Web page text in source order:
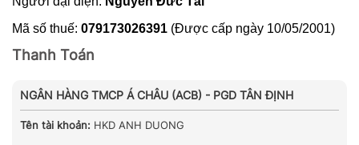
Mã số thuế: 079173026391 (Được cấp ngày 10/05/2001)
Thanh Toán
NGÂN HÀNG TMCP Á CHÂU (ACB) - PGD TÂN ĐỊNH
Tên tài khoản: HKD ANH DUONG